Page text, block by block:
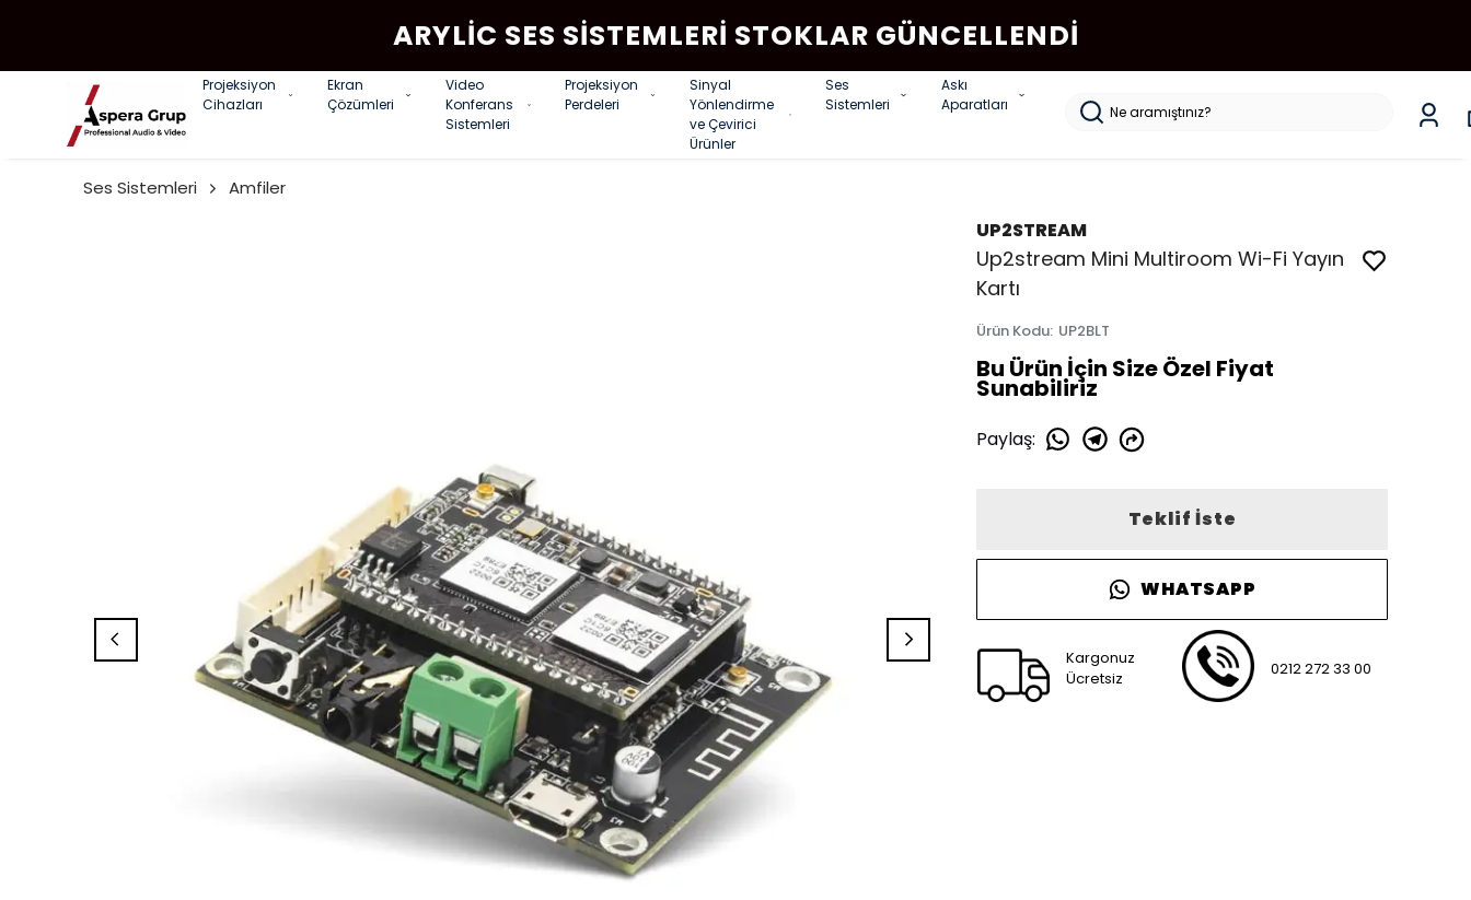
ARYLIC SES SISTEMLERI STOKLAR GÜNCELLENDI
Projeksiyon
Cihazları
Ekran
Çözümleri
Video
Konferans
Sistemleri
Projeksiyon
Perdeleri
Sinyal
Yönlendirme
ve Çevirici
Ürünler
Ses
Sistemleri
Askı
Aparatları
Ses Sistemleri Amfiler
UP2STREAM
Up2stream Mini Multiroom Wi-Fi Yayın
Kartı
Ürün Kodu: UP2BLT
Bu Ürün İçin Size Özel Fiyat
Sunabiliriz
Paylaş:
Teklif İste
WHATSAPP
Kargonuz
Ücretsiz
0212 272 33 00